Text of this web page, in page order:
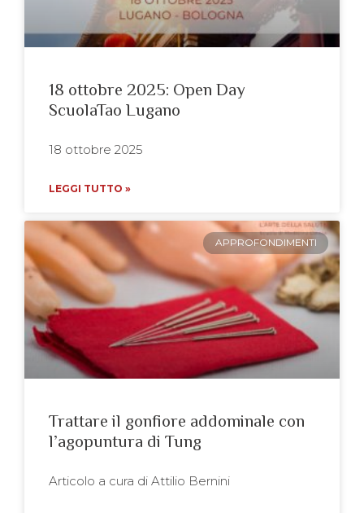
18 ottobre 2025: Open Day
ScuolaTao Lugano
18 ottobre 2025
LEGGI TUTTO »
APPROFONDIMENTI
Trattare il gonfiore addominale con
l’agopuntura di Tung
Articolo a cura di Attilio Bernini